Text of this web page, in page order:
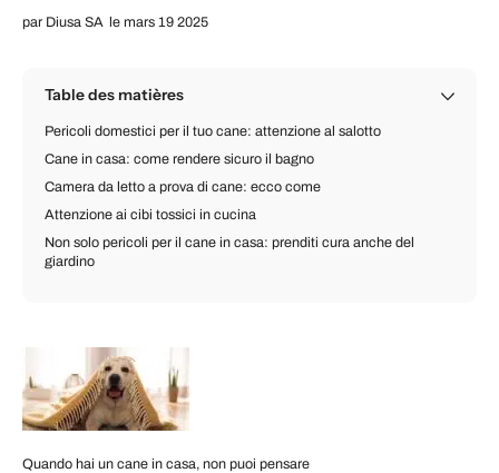
par Diusa SA le mars 19 2025
Table des matières
Pericoli domestici per il tuo cane: attenzione al salotto
Cane in casa: come rendere sicuro il bagno
Camera da letto a prova di cane: ecco come
Attenzione ai cibi tossici in cucina
Non solo pericoli per il cane in casa: prenditi cura anche del
giardino
Quando hai un cane in casa, non puoi pensare